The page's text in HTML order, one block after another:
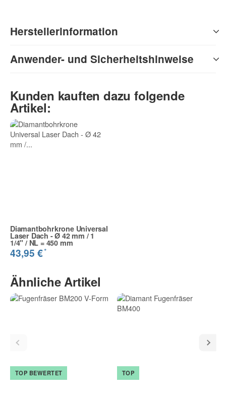
Herstellerinformation
Anwender- und Sicherheitshinweise
Kunden kauften dazu folgende
Artikel:
Diamantbohrkrone Universal
Laser Dach - Ø 42 mm / 1
1/4" / NL = 450 mm
43,95 €*
Ähnliche Artikel
TOP BEWERTET TOP